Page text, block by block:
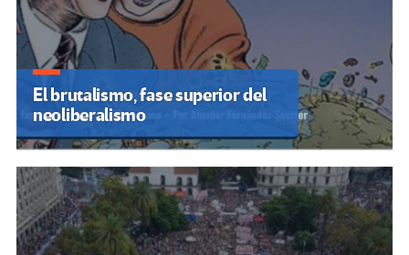
El brutalismo, fase superior del
neoliberalismo